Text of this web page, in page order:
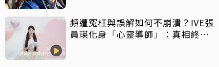
頻遭冤枉與誤解如何不崩潰？IVE張
員瑛化身「心靈導師」：真相終會